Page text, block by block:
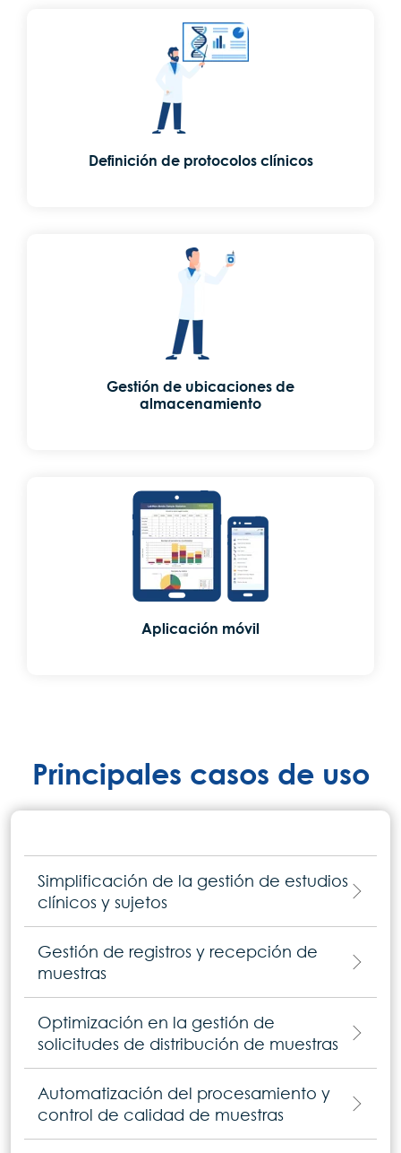
Definición de protocolos clínicos
Gestión de ubicaciones de
almacenamiento
Aplicación móvil
Principales casos de uso
Simplificación de la gestión de estudios
clínicos y sujetos
Gestión de registros y recepción de
muestras
Optimización en la gestión de
solicitudes de distribución de muestras
Automatización del procesamiento y
control de calidad de muestras